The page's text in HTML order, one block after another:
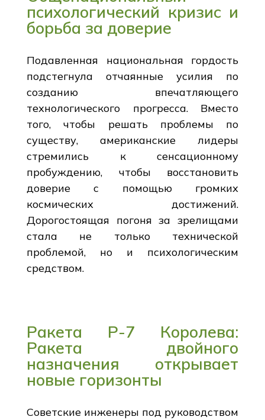
психологический кризис и
борьба за доверие
Подавленная национальная гордость
подстегнула отчаянные усилия по
созданию впечатляющего
технологического прогресса. Вместо
того, чтобы решать проблемы по
существу, американские лидеры
стремились к сенсационному
пробуждению, чтобы восстановить
доверие с помощью громких
космических достижений.
Дорогостоящая погоня за зрелищами
стала не только технической
проблемой, но и психологическим
средством.
Ракета Р-7 Королева:
Ракета двойного
назначения открывает
новые горизонты
Советские инженеры под руководством